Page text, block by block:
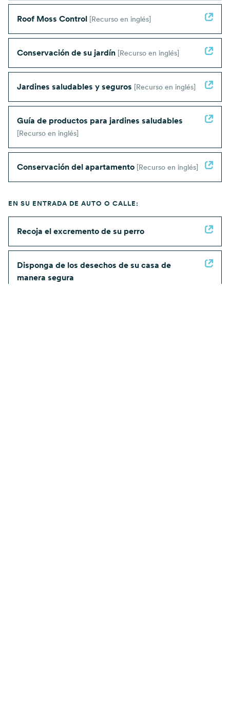
Roof Moss Control [Recurso en inglés]
Conservación de su jardín [Recurso en inglés]
Jardines saludables y seguros [Recurso en inglés]
Guía de productos para jardines saludables
[Recurso en inglés]
Conservación del apartamento [Recurso en inglés]
EN SU ENTRADA DE AUTO O CALLE:
Recoja el excremento de su perro
Disponga de los desechos de su casa de
manera segura